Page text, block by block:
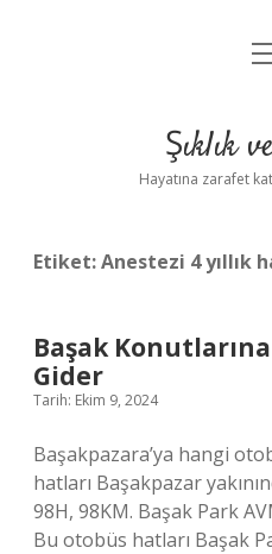
Yasal
Şıklık
Hayatına zarafet
Etiket:Anestezi 4 yıllık
Başak
Gider
Tarih: Ekim 9, 2024
Başakpazara’ya hangi
hatları Başakpazar
98H, 98KM. Başak Park
Bu otobüs hatları Başak